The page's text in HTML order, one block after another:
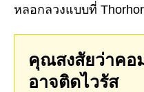
หลอกลวงแบบที่
คุณสงสัยว่าคอ
อาจติดไวรัส